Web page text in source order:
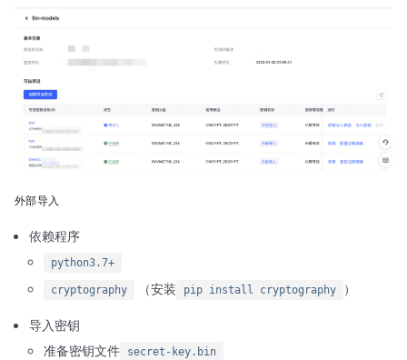
外部导入
依赖程序
python3.7+
cryptography （安装 pip install cryptography
）
导入密钥
准备密钥文件
secret-key.bin